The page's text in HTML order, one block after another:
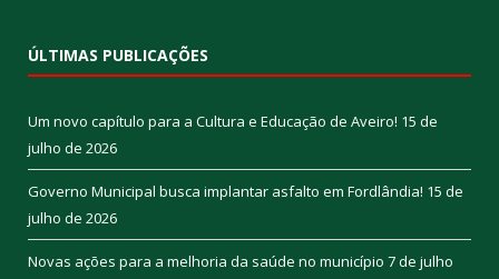
ÚLTIMAS PUBLICAÇÕES
Um novo capítulo para a Cultura e Educação de Aveiro! 15 de
julho de 2026
Governo Municipal busca implantar asfalto em Fordlândia! 15 de
julho de 2026
Novas ações para a melhoria da saúde no município 7 de julho